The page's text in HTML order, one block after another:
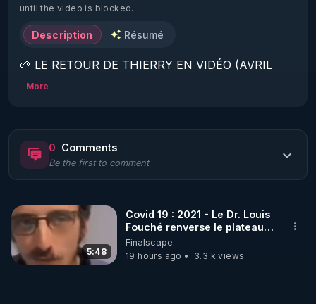
until the video is blocked.
Description Résumé
🌱 LE RETOUR DE THIERRY EN VIDÉO (AVRIL
2022)!
https://www.rgnr.fr/presentation.html
🌱 LE MAGAZINE RÉGÉNÈRE
🌱 LA BOUTIQUE DU MAGAZINE
Pour obtenir les anciens numéros que vous avez
More
0 Comments
Be the first to comment
5:48
Covid 19 : 2021 - Le Dr. Louis
Fouché renverse le plateau
de CNews !
Finalscape
19 hours ago
3.3 k views